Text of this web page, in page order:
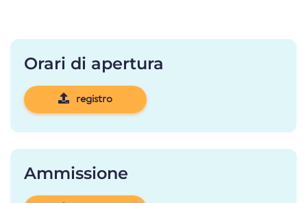
Orari di apertura
registro
Ammissione